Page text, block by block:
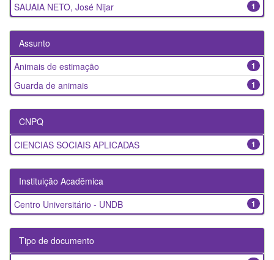
1
SAUAIA NETO, José Nijar
Assunto
1
Animais de estimação
1
Guarda de animais
CNPQ
1
CIENCIAS SOCIAIS APLICADAS
Instituição Acadêmica
1
Centro Universitário - UNDB
Tipo de documento